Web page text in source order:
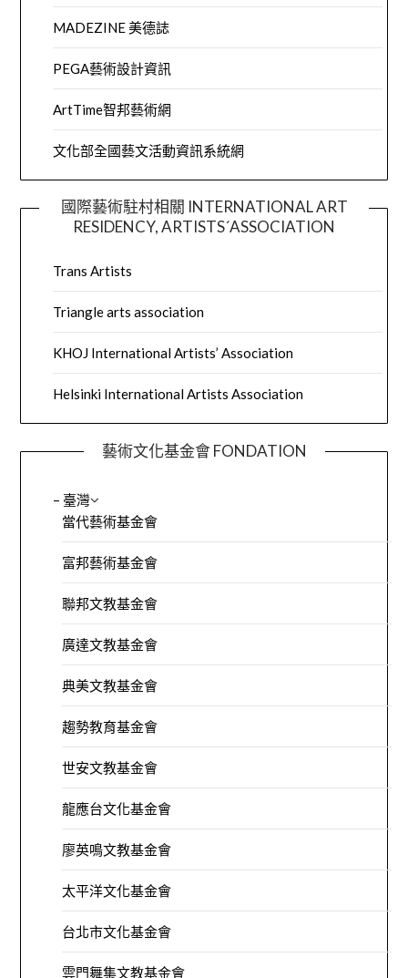
MADEZINE 美德誌
PEGA藝術設計資訊
ArtTime智邦藝術網
文化部全國藝文活動資訊系統網
國際藝術駐村相關 INTERNATIONAL ART
RESIDENCY, ARTISTS´ASSOCIATION
Trans Artists
Triangle arts association
KHOJ International Artists’ Association
Helsinki International Artists Association
藝術文化基金會 FONDATION
– 臺灣
當代藝術基金會
富邦藝術基金會
聯邦文教基金會
廣達文教基金會
典美文教基金會
趨勢教育基金會
世安文教基金會
龍應台文化基金會
廖英鳴文教基金會
太平洋文化基金會
台北市文化基金會
雲門舞集文教基金會